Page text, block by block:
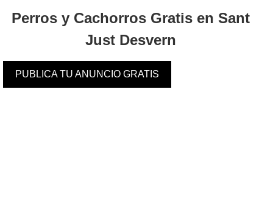
Perros y Cachorros Gratis en Sant
Just Desvern
PUBLICA TU ANUNCIO GRATIS